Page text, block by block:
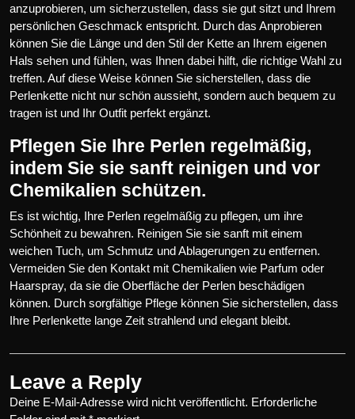
anzuprobieren, um sicherzustellen, dass sie gut sitzt und Ihrem
persönlichen Geschmack entspricht. Durch das Anprobieren
können Sie die Länge und den Stil der Kette an Ihrem eigenen
Hals sehen und fühlen, was Ihnen dabei hilft, die richtige Wahl zu
treffen. Auf diese Weise können Sie sicherstellen, dass die
Perlenkette nicht nur schön aussieht, sondern auch bequem zu
tragen ist und Ihr Outfit perfekt ergänzt.
Pflegen Sie Ihre Perlen regelmäßig,
indem Sie sie sanft reinigen und vor
Chemikalien schützen.
Es ist wichtig, Ihre Perlen regelmäßig zu pflegen, um ihre
Schönheit zu bewahren. Reinigen Sie sie sanft mit einem
weichen Tuch, um Schmutz und Ablagerungen zu entfernen.
Vermeiden Sie den Kontakt mit Chemikalien wie Parfum oder
Haarspray, da sie die Oberfläche der Perlen beschädigen
können. Durch sorgfältige Pflege können Sie sicherstellen, dass
Ihre Perlenkette lange Zeit strahlend und elegant bleibt.
Leave a Reply
Deine E-Mail-Adresse wird nicht veröffentlicht. Erforderliche